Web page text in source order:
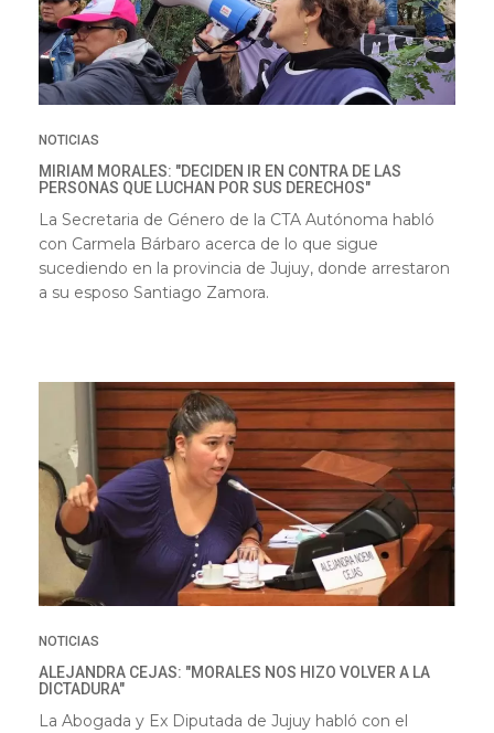
NOTICIAS
MIRIAM MORALES: "DECIDEN IR EN CONTRA DE LAS
PERSONAS QUE LUCHAN POR SUS DERECHOS"
La Secretaria de Género de la CTA Autónoma habló
con Carmela Bárbaro acerca de lo que sigue
sucediendo en la provincia de Jujuy, donde arrestaron
a su esposo Santiago Zamora.
NOTICIAS
ALEJANDRA CEJAS: "MORALES NOS HIZO VOLVER A LA
DICTADURA"
La Abogada y Ex Diputada de Jujuy habló con el